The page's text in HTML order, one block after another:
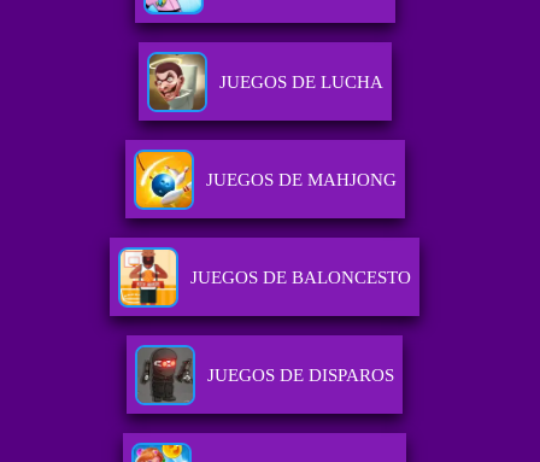
JUEGOS DE LUCHA
JUEGOS DE MAHJONG
JUEGOS DE BALONCESTO
JUEGOS DE DISPAROS